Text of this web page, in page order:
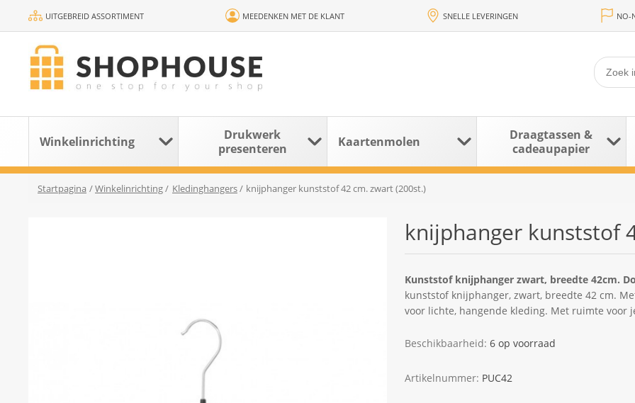
UITGEBREID ASSORTIMENT MEEDENKEN MET DE KLANT SNELLE LEVERINGEN NO-
Winkelinrichting
Drukwerk
presenteren
Kaartenmolen
Draagtassen &
cadeaupapier
Startpagina /Winkelinrichting/ Kledinghangers/ knijphanger kunststof 42 cm. zwart (200st.)
knijphanger kunststof
Kunststof knijphanger zwart, breedte 42cm.
kunststof knijphanger, zwart, breedte 42 cm.
voor lichte, hangende kleding. Met ruimte voor
Beschikbaarheid: 6 op voorraad
Artikelnummer: PUC42